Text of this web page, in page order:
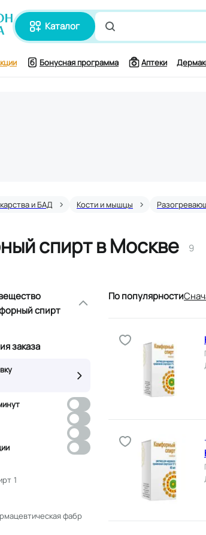
каталог
Поиск по
Бонусная программа Аптеки
и БАД Кости и мышцы
спирт в Москве 9
спирт
заказа
1
фабр
По популярности